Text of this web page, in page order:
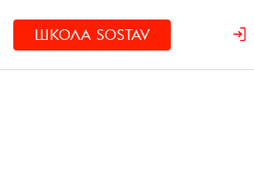
ШКОЛА SOSTAV